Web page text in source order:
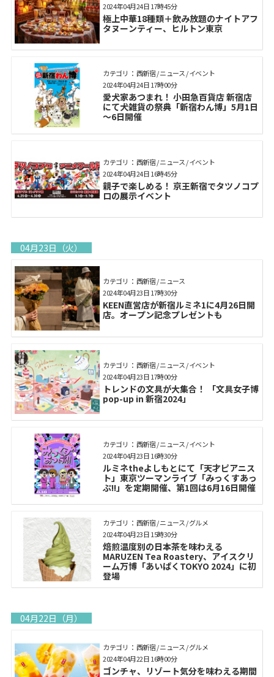
極上中華18種類＋飲み放題のナイトアフ
タヌーンティー、ヒルトン東京
2024年04月24日 17時45分
カテゴリ： 西新宿 / ニュース / イベント
愛犬家あつまれ！ 小田急百貨店 新宿店
にて犬雑貨の祭典「新宿わん博」5月1日
～6日開催
2024年04月24日 17時00分
カテゴリ： 西新宿 / ニュース / イベント
親子で楽しめる！ 京王新宿でタツノコプ
ロの展示イベント
2024年04月24日 16時45分
04月23日（火）
カテゴリ： 西新宿 / ニュース
KEEN直営店が新宿ルミネ1に4月26日開
店。オープン記念プレゼントも
2024年04月23日 17時30分
カテゴリ： 西新宿 / ニュース / イベント
トレンドの文具が大集合！ 「文具女子博
pop-up in 新宿2024」
2024年04月23日 17時00分
カテゴリ： 西新宿 / ニュース / イベント
ルミネtheよしもとにて「天才ピアニス
ト」東京ツーマンライブ「みっくすあっ
ぷ!!」を定期開催、第1回は6月16日開催
2024年04月23日 16時30分
カテゴリ： 西新宿 / ニュース / グルメ
焙煎温度別の日本茶を味わえる
MARUZEN Tea Roastery、アイスクリ
ーム万博「あいぱくTOKYO 2024」に初
登場
2024年04月23日 15時30分
04月22日（月）
カテゴリ： 西新宿 / ニュース / グルメ
ゴンチャ、リゾート気分を味わえる期間
2024年04月22日 16時00分